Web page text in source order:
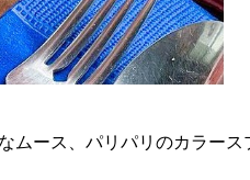
ムース、パリパリのカラー